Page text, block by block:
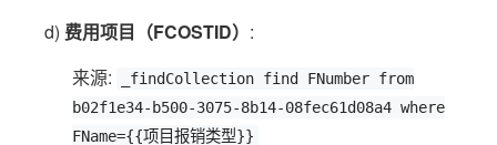
d) 费用项目（FCOSTID） :
来源:
_findCollection find FNumber from
b02f1e34-b500-3075-8b14-08fec61d08a4 where
FName={{项目报销类型}}